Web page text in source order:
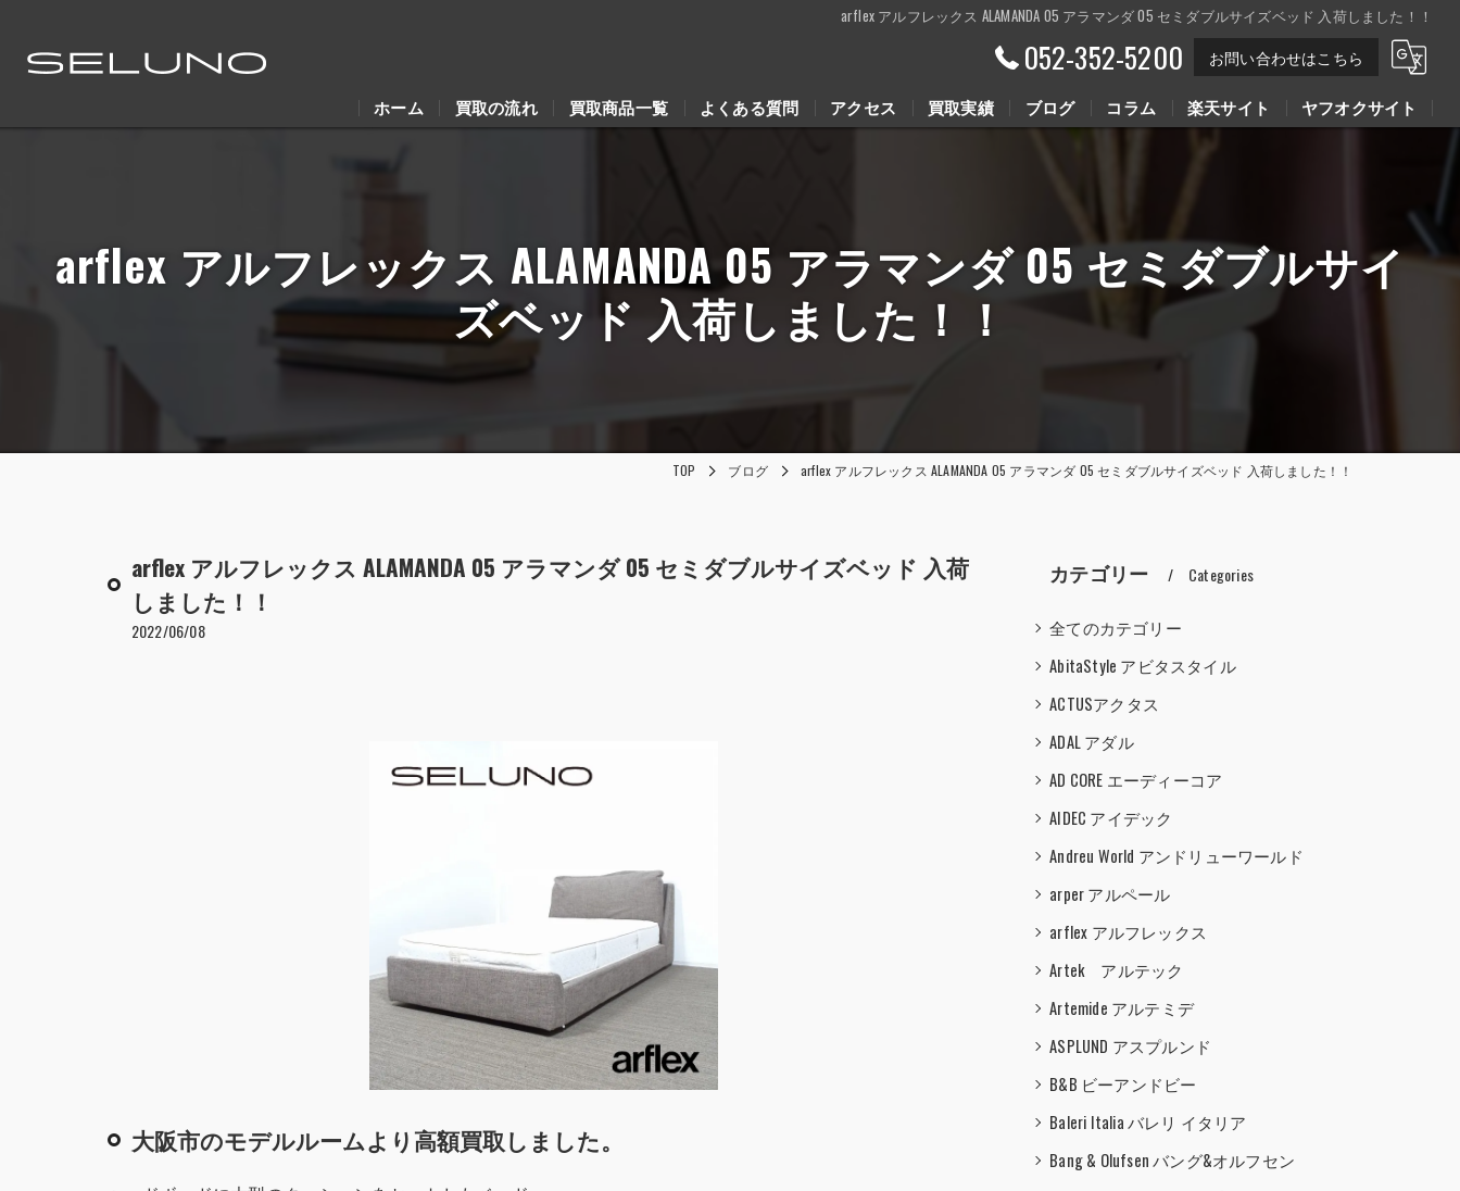
arflex アルフレックス ALAMANDA 05 アラマンダ 05 セミダブルサイズベッド 入荷しました！！
052-352-5200 お問い合わせはこちら
ホーム 買取の流れ 買取商品一覧 よくある質問 アクセス 買取実績 ブログ
Youtube動画
コラム 楽天サイト ヤフオクサイト
arflex アルフレックス ALAMANDA 05 アラマンダ 05 セミダブルサイ
ズベッド 入荷しました！！
TOP ブログ arflex アルフレックス ALAMANDA 05 アラマンダ 05 セミダブルサイズベッド 入荷しました！！
arflex アルフレックス ALAMANDA 05 アラマンダ 05 セミダブルサイズベッド 入荷
しました！！
2022/06/08
大阪市のモデルルームより高額買取しました。
カテゴリー Categories
全てのカテゴリー
AbitaStyle アビタスタイル
ACTUSアクタス
ADAL アダル
AD CORE エーディーコア
AIDEC アイデック
Andreu World アンドリューワールド
arper アルペール
arflex アルフレックス
Artek アルテック
Artemide アルテミデ
ASPLUND アスプルンド
B&B ビーアンドビー
Baleri Italia バレリ イタリア
Bang & Olufsen バング&オルフセン